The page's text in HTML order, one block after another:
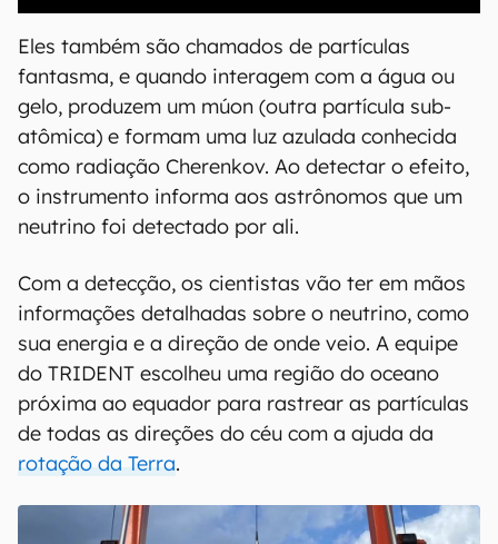
Eles também são chamados de partículas
fantasma, e quando interagem com a água ou
gelo, produzem um múon (outra partícula sub-
atômica) e formam uma luz azulada conhecida
como radiação Cherenkov. Ao detectar o efeito,
o instrumento informa aos astrônomos que um
neutrino foi detectado por ali.
Com a detecção, os cientistas vão ter em mãos
informações detalhadas sobre o neutrino, como
sua energia e a direção de onde veio. A equipe
do TRIDENT escolheu uma região do oceano
próxima ao equador para rastrear as partículas
de todas as direções do céu com a ajuda da
rotação da Terra.